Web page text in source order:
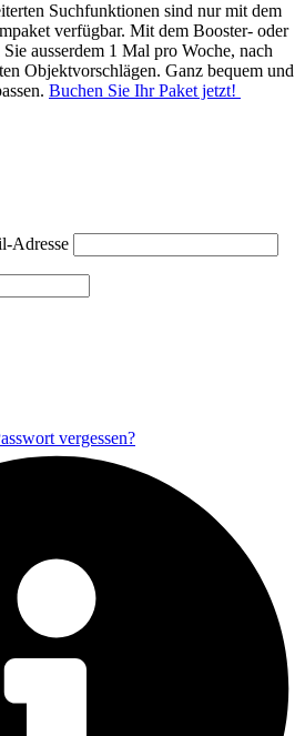
Suchfunktionen sind nur mit dem
verfügbar. Mit dem Booster- oder
ausserdem 1 Mal pro Woche, nach
Objektvorschlägen. Ganz bequem und
Buchen Sie Ihr Paket jetzt!
Adresse
vergessen?